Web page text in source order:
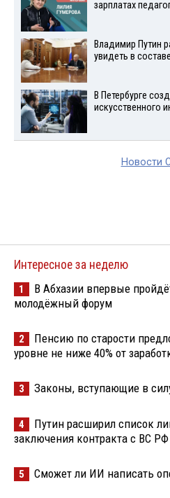
зарплатах
Владимир Путин
увидеть в
В Петербурге
искусственного
Новости
Интересное за неделю
1
В Абхазии впервые
молодёжный форум
2
Пенсию по старости
уровне не ниже 40% от
3 Законы, вступающие в
4
Путин расширил список
заключения контракта с ВС РФ
5 Сможет ли ИИ написать